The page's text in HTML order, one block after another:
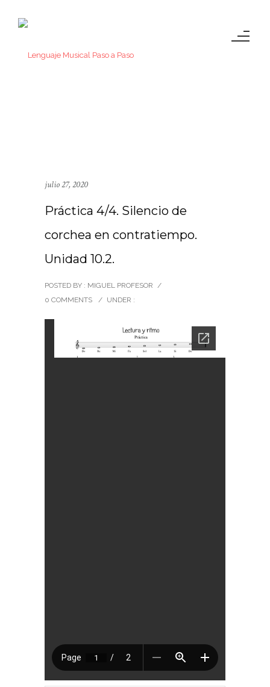
julio 27, 2020
Práctica 4/4. Silencio de
corchea en contratiempo.
Unidad 10.2.
POSTED BY : MIGUEL PROFESOR /
0 COMMENTS
/ UNDER :